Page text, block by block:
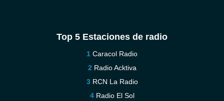
Top 5 Estaciones de radio
Caracol Radio
Radio Acktiva
RCN La Radio
Radio El Sol